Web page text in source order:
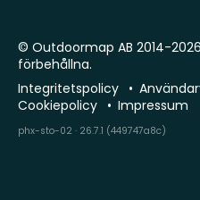
© Outdoormap AB 2014-
förbehållna.
Integritetspolicy
Cookiepolicy
Impressum
phx-sto-02 · 26.7.1 (449747a8c)